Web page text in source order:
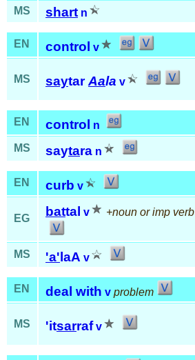
MS
shart n
EN control v
MS saytarAala v
EN control
n
MS
saytara n
EN curb v
EG battal v +noun or imp verb
MS 'a' laA v
EN deal with v problem
MS 'itsarraf v